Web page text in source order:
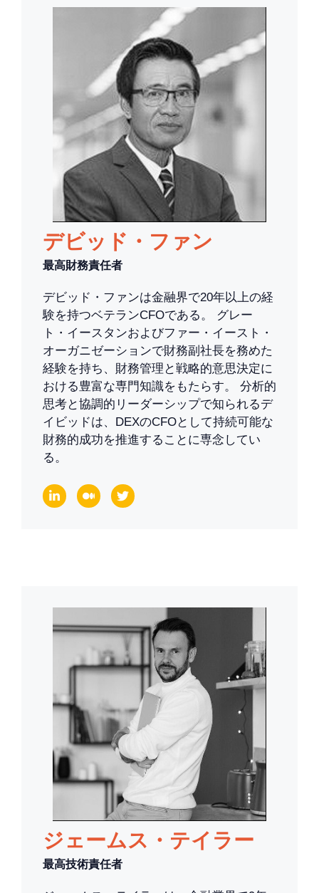
デビッド・ファン
最高財務責任者
デビッド・ファンは金融界で20年以上の経
験を持つベテランCFOである。 グレー
ト・イースタンおよびファー・イースト・
オーガニゼーションで財務副社長を務めた
経験を持ち、財務管理と戦略的意思決定に
おける豊富な専門知識をもたらす。 分析的
思考と協調的リーダーシップで知られるデ
イビッドは、DEXのCFOとして持続可能な
財務的成功を推進することに専念してい
る。
ジェームス・テイラー
最高技術責任者